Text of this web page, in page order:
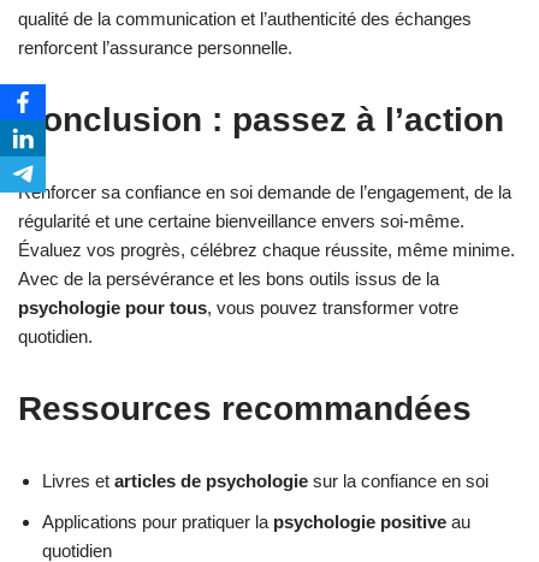
qualité de la communication et l’authenticité des échanges
renforcent l’assurance personnelle.
Conclusion : passez à l’action
Renforcer sa confiance en soi demande de l’engagement, de la
régularité et une certaine bienveillance envers soi-même.
Évaluez vos progrès, célébrez chaque réussite, même minime.
Avec de la persévérance et les bons outils issus de la
psychologie pour tous, vous pouvez transformer votre
quotidien.
Ressources recommandées
Livres et articles de psychologie sur la confiance en soi
Applications pour pratiquer la psychologie positive au
quotidien